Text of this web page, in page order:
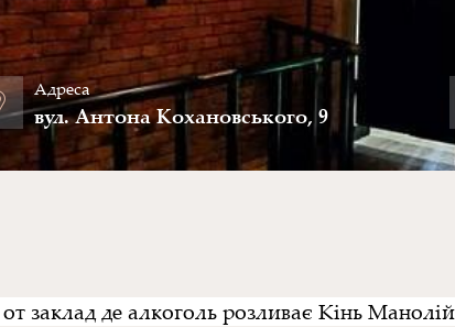
Адреса
вул. Антона Кохановського, 9
заклад де алкоголь розливає Кінь